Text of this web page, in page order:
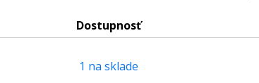
Dostupnosť
1 na sklade